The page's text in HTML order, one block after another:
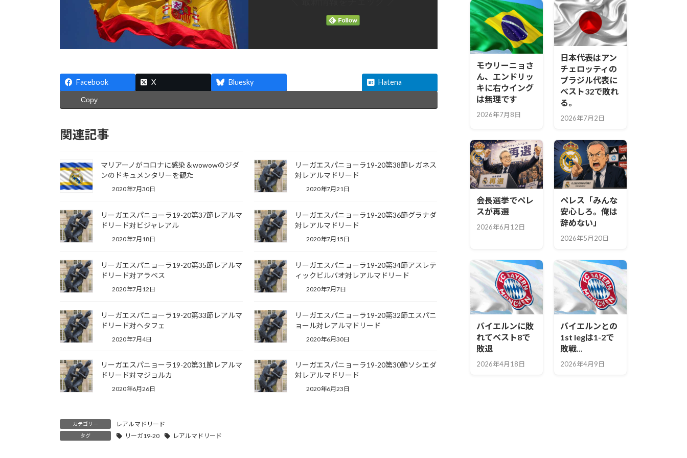
Facebook X Bluesky Hatena
Copy
関連記事
マリアーノがコロナに感染＆wowowのジダ
ンのドキュメンタリーを観た
2020年7月30日
リーガエスパニョーラ19-20第38節レガネス
対レアルマドリード
2020年7月21日
リーガエスパニョーラ19-20第37節レアルマ
ドリード対ビジャレアル
2020年7月18日
リーガエスパニョーラ19-20第36節グラナダ
対レアルマドリード
2020年7月15日
リーガエスパニョーラ19-20第35節レアルマ
ドリード対アラベス
2020年7月12日
リーガエスパニョーラ19-20第34節アスレテ
ィックビルバオ対レアルマドリード
2020年7月7日
リーガエスパニョーラ19-20第33節レアルマ
ドリード対ヘタフェ
2020年7月4日
リーガエスパニョーラ19-20第32節エスパニ
ョール対レアルマドリード
2020年6月30日
リーガエスパニョーラ19-20第31節レアルマ
ドリード対マジョルカ
2020年6月26日
リーガエスパニョーラ19-20第30節ソシエダ
対レアルマドリード
2020年6月23日
カテゴリー レアルマドリード
タグ リーガ19-20 レアルマドリード
モウリーニョさ
ん、エンドリッ
キに右ウイング
は無理です
2026年7月8日
日本代表はアン
チェロッティの
ブラジル代表に
ベスト32で敗れ
る。
2026年7月2日
会長選挙でペレ
スが再選
2026年6月12日
ペレス「みんな
安心しろ。俺は
辞めない」
2026年5月20日
バイエルンに敗
れてベスト8で
敗退
2026年4月18日
バイエルンとの
1st legは1-2で
敗戦...
2026年4月9日